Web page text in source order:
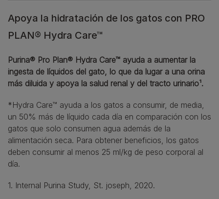
Apoya la hidratación de los gatos con PRO
PLAN® Hydra Care™
Purina® Pro Plan® Hydra Care™ ayuda a aumentar la
ingesta de líquidos del gato, lo que da lugar a una orina
más diluida y apoya la salud renal y del tracto urinario¹.
*Hydra Care™ ayuda a los gatos a consumir, de media,
un 50% más de líquido cada día en comparación con los
gatos que solo consumen agua además de la
alimentación seca. Para obtener beneficios, los gatos
deben consumir al menos 25 ml/kg de peso corporal al
día.
1. Internal Purina Study, St. joseph, 2020.